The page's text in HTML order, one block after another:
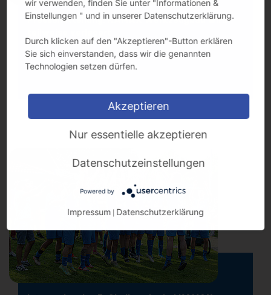
Pressemitteilung: KAMAX Werkzeugbau wird
wir verwenden, finden Sie unter "Informationen &
Einstellungen " und in unserer Datenschutzerklärung.
Durch klicken auf den "Akzeptieren"-Button erklären
Sie sich einverstanden, dass wir die genannten
Technologien setzen dürfen.
Akzeptieren
Nur essentielle akzeptieren
Datenschutzeinstellungen
Powered by
Impressum Datenschutzerklärung